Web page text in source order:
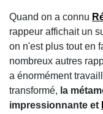
Quand on a connu
rappeur affichait un
on n'est plus tout en
nombreux autres
a énormément
transformé, la
impressionnante et